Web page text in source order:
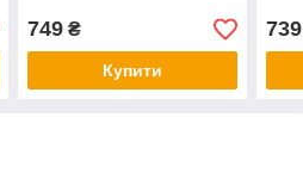
749₴
Купити
739